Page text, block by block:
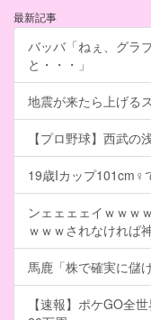
最新記事
バッバ「ねぇ、グラ
と・・・」
地震が来たら上げる
【プロ野球】西武の
19歳Iカップ101cm♀
ンェェェェイｗｗｗ
ｗｗｗされなければ
馬鹿「株で確実に儲
【速報】ポケGO全